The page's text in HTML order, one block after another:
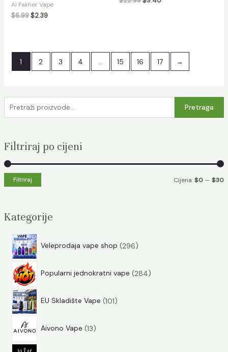
r
t
r
a
ž
:
Pretraga
Filtriraj po cijeni
Filtriraj Cijena:$0 —$30
Kategorije
Veleprodaja vape shop 296
2
6
Popularni jednokratni vape 284
2
EU Skladište Vape 101
1
Aivono Vape 13
1
Al Fakher Vape
$6.99 $2.39
1 2 3 4 15 16 17 →